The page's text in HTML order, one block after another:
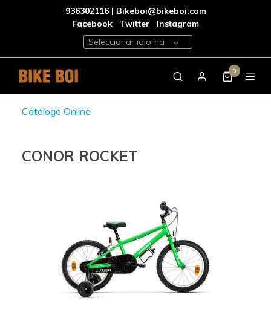
936302116 | Bikeboi@bikeboi.com
Facebook
Twitter
Instagram
Seleccionar idioma
0
Catalogo Online
CONOR ROCKET